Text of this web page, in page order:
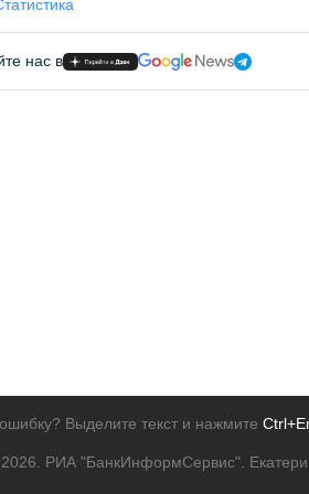
нас в
Выделите текст и нажмите
РИА "БанкИнформСервис".